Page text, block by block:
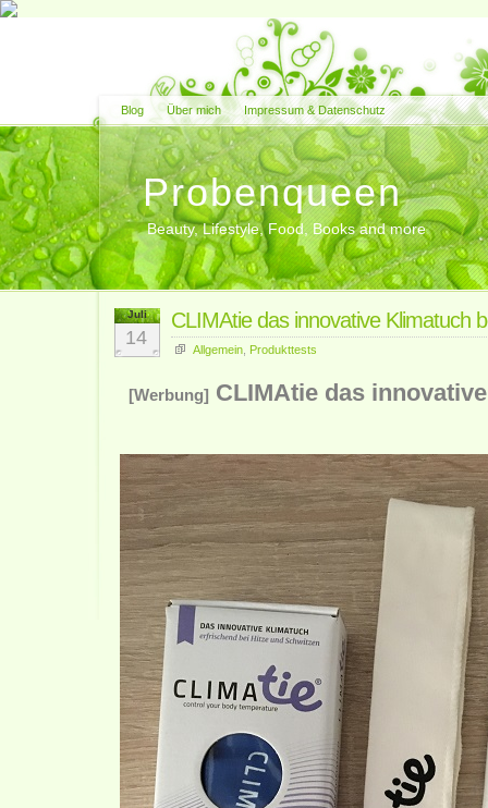
Blog Über mich Impressum & Datenschutz
Probenqueen
Beauty, Lifestyle, Food, Books and more
Juli
14
CLIMAtie das innovative Klimatuch
Allgemein Produkttests
[Werbung] CLIMAtie das